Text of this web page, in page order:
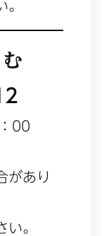
00
があり
い。